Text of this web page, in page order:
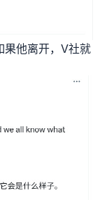
果他离开，V社就